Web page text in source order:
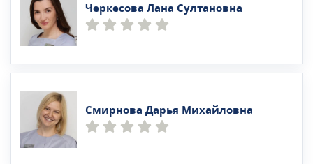
Черкесова Лана Султановна
Смирнова Дарья Михайловна